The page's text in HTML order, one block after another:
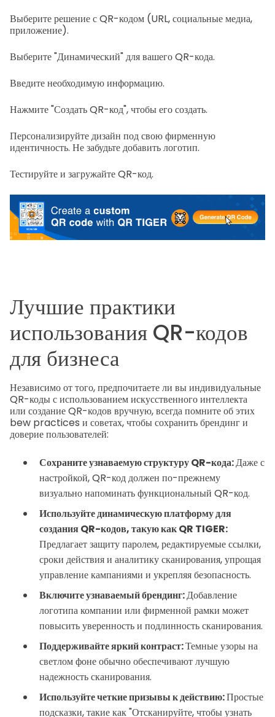
Выберите решение с QR-кодом (URL, социальные медиа,
приложение).
Выберите "Динамический" для вашего QR-кода.
Введите необходимую информацию.
Нажмите "Создать QR-код", чтобы его создать.
Персонализируйте дизайн под свою фирменную
идентичность. Не забудьте добавить логотип.
Тестируйте и загружайте QR-код.
Лучшие практики
использования QR-кодов
для бизнеса
Независимо от того, предпочитаете ли вы индивидуальные
QR-коды с использованием искусственного интеллекта
или создание QR-кодов вручную, всегда помните об этих
bew practices и советах, чтобы сохранить брендинг и
доверие пользователей:
Сохраните узнаваемую структуру QR-кода:Даже с
настройкой, QR-код должен по-прежнему
визуально напоминать функциональный QR-код.
Используйте динамическую платформу для
создания QR-кодов, такую как QR TIGER:
Предлагает защиту паролем, редактируемые ссылки,
сроки действия и аналитику сканирования, упрощая
управление кампаниями и укрепляя безопасность.
Включите узнаваемый брендинг:Добавление
логотипа компании или фирменной рамки может
повысить уверенность и подлинность сканирования.
Поддерживайте яркий контраст:Темные узоры на
светлом фоне обычно обеспечивают лучшую
надежность сканирования.
Используйте четкие призывы к действию:Простые
подсказки, такие как "Отсканируйте, чтобы узнать